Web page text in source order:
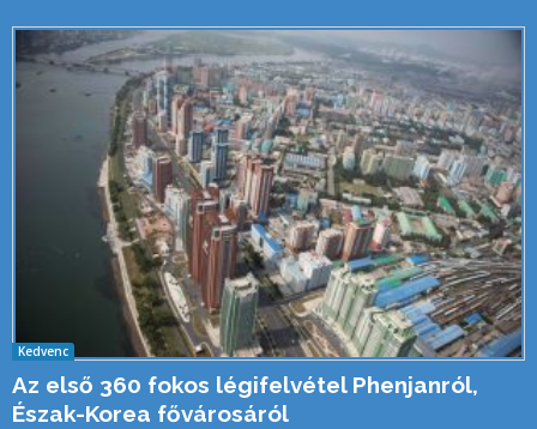
Kedvenc
Az első 360 fokos légifelvétel Phenjanról,
Észak-Korea fővárosáról